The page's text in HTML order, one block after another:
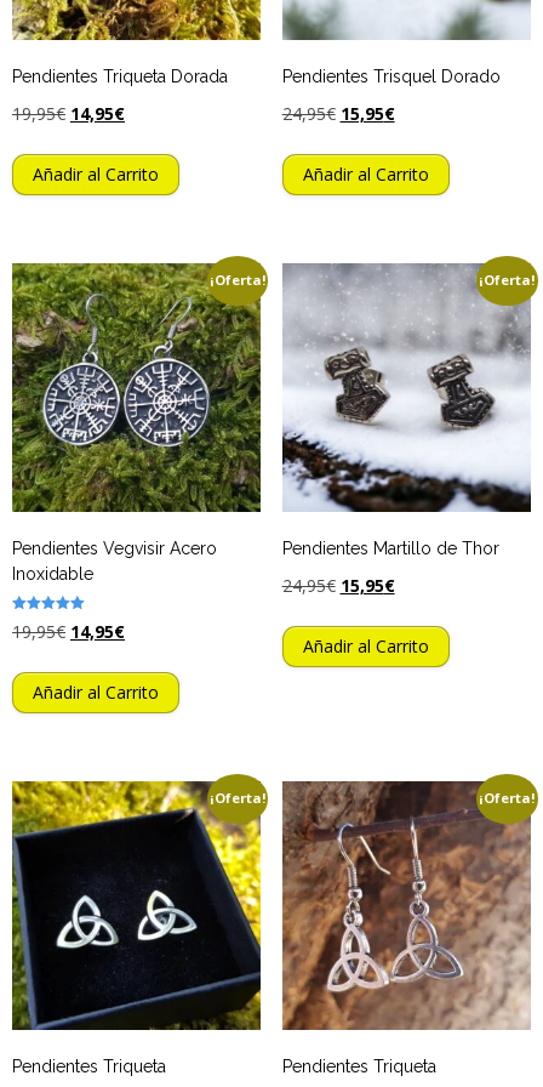
Pendientes Triqueta Dorada
19,95€ 14,95€
Añadir al Carrito
Pendientes Trisquel Dorado
24,95€ 15,95€
Añadir al Carrito
¡Oferta!
Pendientes Vegvisir Acero
Inoxidable
con
19,95€ 14,95€
Añadir al Carrito
¡Oferta!
Pendientes Martillo de Thor
24,95€ 15,95€
Añadir al Carrito
¡Oferta!
Pendientes Triqueta
¡Oferta!
Pendientes Triqueta